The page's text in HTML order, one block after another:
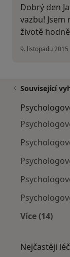
Dobrý den
vazbu! Jsem
životě
9. listopadu 2015
Související
Více (14)
Nejčastěji